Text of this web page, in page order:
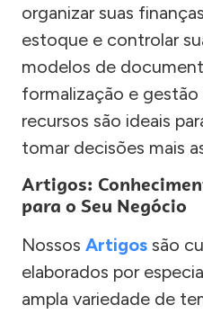
organizar suas
estoque e controlar
modelos de
formalização e
recursos são ideais
tomar decisões mais
Artigos:
para o Seu Negócio
Nossos Artigos são
elaborados por
ampla variedade de